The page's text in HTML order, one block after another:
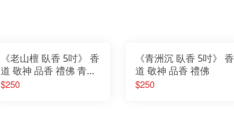
《老山檀 臥香 5吋》 香
道 敬神 品香 禮佛 青洲
沉
$250
《青洲沉 臥香 5吋》 香
道 敬神 品香 禮佛
$250